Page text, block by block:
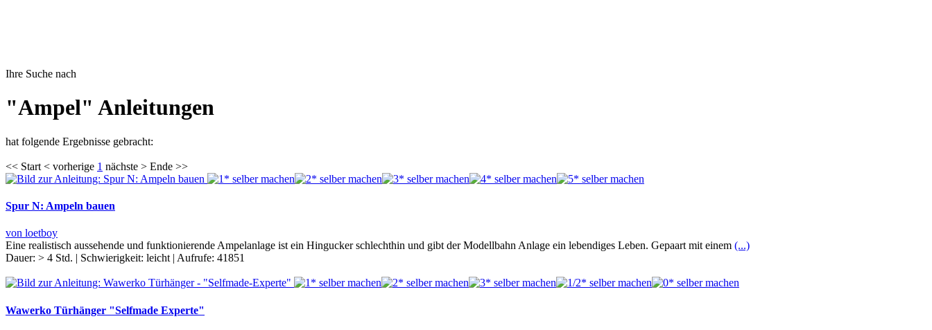
Ihre Suche nach
"Ampel" Anleitungen
hat folgende Ergebnisse gebracht:
<< Start < vorherige 1 nächste > Ende >>
Spur N: Ampeln bauen
von loetboy
Eine realistisch aussehende und funktionierende Ampelanlage ist ein Hingucker schlechthin und gibt der Modellbahn Anlage ein lebendiges Leben. Gepaart mit einem (...)
Dauer: > 4 Std. | Schwierigkeit: leicht | Aufrufe: 41851
Wawerko Türhänger "Selfmade Experte"